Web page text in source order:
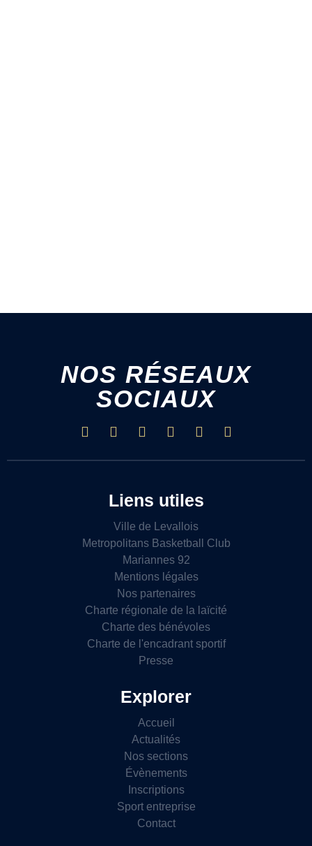
NOS RÉSEAUX
SOCIAUX
Liens utiles
Ville de Levallois
Metropolitans Basketball Club
Mariannes 92
Mentions légales
Nos partenaires
Charte régionale de la laïcité
Charte des bénévoles
Charte de l'encadrant sportif
Presse
Explorer
Accueil
Actualités
Nos sections
Évènements
Inscriptions
Sport entreprise
Contact